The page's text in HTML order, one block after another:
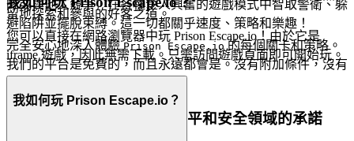
留地探索和參與的好客之道。
完全安心地深入體驗Prison Escape.io 的每個關卡和策略。
我們的平台是免費的，而且永遠都會是。沒有附加條件，沒有
3. 充滿信心地玩：我們對公平和安全領域的承諾
隊或與他人競爭，在各種令人興奮的遊戲模式中智取警衛、躲
避陷阱並擺脫束縛。這一切都關乎速度、策略和樂趣！
您可以直接在網路瀏覽器中玩 Prison Escape.io！由於它是
iframe 遊戲，因此無需下載。只需訪問遊戲頁面即可開始玩。
我如何玩 Prison Escape.io？